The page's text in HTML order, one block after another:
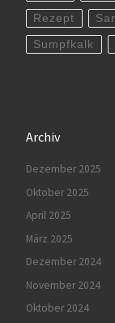
Rezept
Sumpfkalk
Archiv
Dezember 2025
Oktober 2025
April 2025
März 2025
Dezember 2024
November 2024
Oktober 2024